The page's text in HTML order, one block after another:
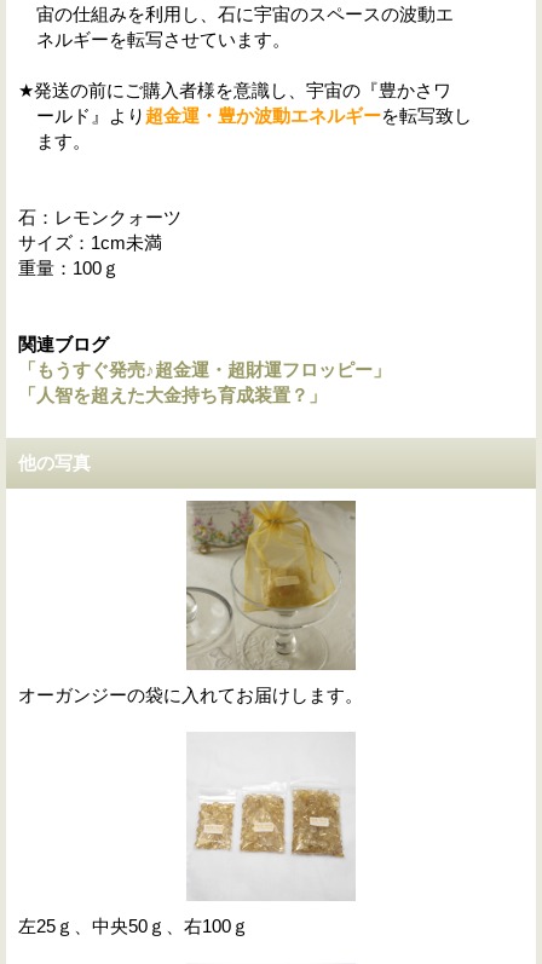
宙の仕組みを利用し、石に宇宙のスペースの波動エ
ネルギーを転写させています。
★発送の前にご購入者様を意識し、宇宙の『豊かさワ
ールド』より 超金運・豊か波動エネルギーを転写致し
ます。
石：レモンクォーツ
サイズ：1cm未満
重量：100ｇ
関連ブログ
「もうすぐ発売♪超金運・超財運フロッピー」
「人智を超えた大金持ち育成装置？」
他の写真
オーガンジーの袋に入れてお届けします。
左25ｇ、中央50ｇ、右100ｇ